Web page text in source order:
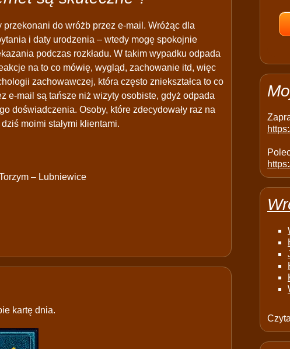
do wróżb przez e-mail. Wróżąc dla
i daty urodzenia – wtedy mogę spokojnie
podczas rozkładu. W takim wypadku odpada
na to co mówię, wygląd, zachowanie itd, więc
zachowawczej, która często zniekształca to co
e-mail są tańsze niż wizyty osobiste, gdyż odpada
doświadczenia. Osoby, które zdecydowały raz na
moimi stałymi klientami.
– Lubniewice
kartę dnia.
e
p
y